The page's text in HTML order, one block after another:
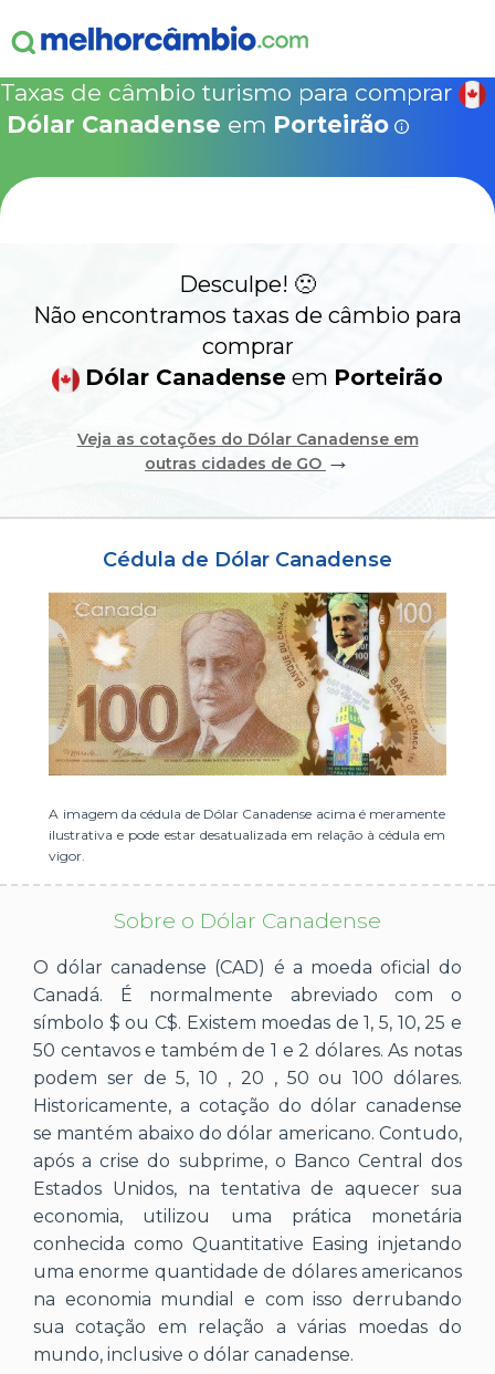
15% Seguro Viagem 15% Proteção de Bagagem
NOVA COTAÇÃO
CONTA INTERNACIONAL NOVO
Acesse sua conta:
BROKER DE OFERTAS
ou cadastre-se se ainda não tem registro:
Taxas de câmbio turismo para comprar
Dólar Canadense em Porteirão
Desculpe! 🙁
Não encontramos taxas de câmbio para
comprar
Dólar Canadense em Porteirão
Veja as cotações do Dólar Canadense em
outras cidades de GO →
Cédula de Dólar Canadense
A imagem da cédula de Dólar Canadense acima é meramente
ilustrativa e pode estar desatualizada em relação à cédula em
vigor.
Sobre o Dólar Canadense
O dólar canadense (CAD) é a moeda oficial do
Canadá. É normalmente abreviado com o
símbolo $ ou C$. Existem moedas de 1, 5, 10, 25 e
50 centavos e também de 1 e 2 dólares. As notas
podem ser de 5, 10 , 20 , 50 ou 100 dólares.
Historicamente, a cotação do dólar canadense
se mantém abaixo do dólar americano. Contudo,
após a crise do subprime, o Banco Central dos
Estados Unidos, na tentativa de aquecer sua
economia, utilizou uma prática monetária
conhecida como Quantitative Easing injetando
uma enorme quantidade de dólares americanos
na economia mundial e com isso derrubando
sua cotação em relação a várias moedas do
mundo, inclusive o dólar canadense.